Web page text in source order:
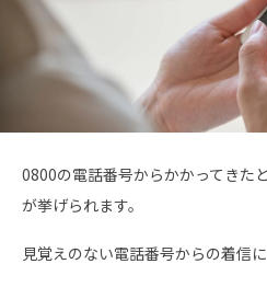
0800の電話番号からかかってきた
が挙げられます。
見覚えのない電話番号からの着信